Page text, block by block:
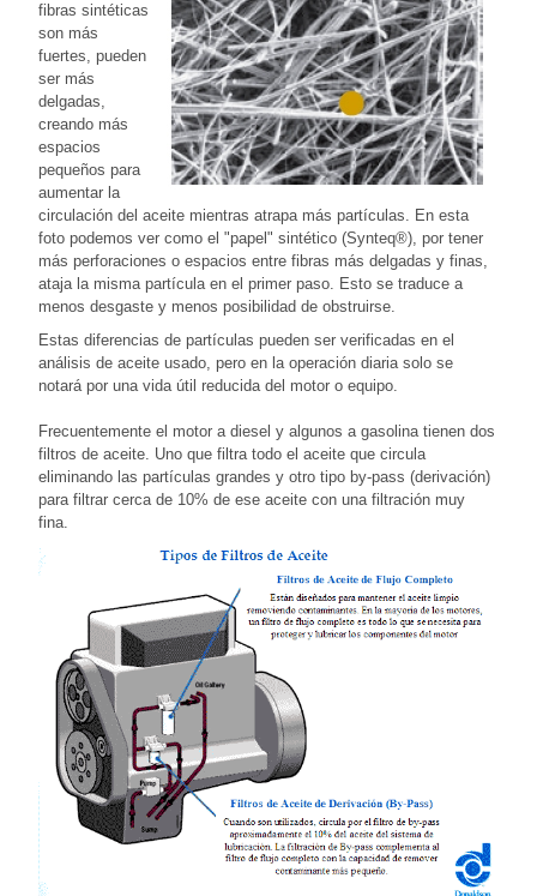
fibras sintéticas
son más
fuertes, pueden
ser más
delgadas,
creando más
espacios
pequeños para
aumentar la
circulación del aceite mientras atrapa más partículas. En esta
foto podemos ver como el "papel" sintético (Synteq®), por tener
más perforaciones o espacios entre fibras más delgadas y finas,
ataja la misma partícula en el primer paso. Esto se traduce a
menos desgaste y menos posibilidad de obstruirse.
Estas diferencias de partículas pueden ser verificadas en el
análisis de aceite usado, pero en la operación diaria solo se
notará por una vida útil reducida del motor o equipo.
Frecuentemente el motor a diesel y algunos a gasolina tienen dos
filtros de aceite. Uno que filtra todo el aceite que circula
eliminando las partículas grandes y otro tipo by-pass (derivación)
para filtrar cerca de 10% de ese aceite con una filtración muy
fina.